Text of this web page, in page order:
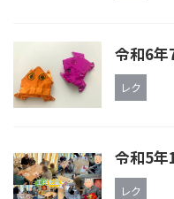
令和6年
レク
令和5
レク